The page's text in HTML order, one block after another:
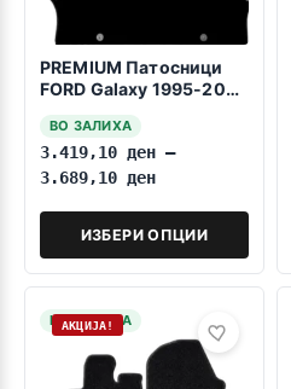
PREMIUM Патосници
FORD Galaxy 1995-2006
stiskanje
ВО ЗАЛИХА
3.419,10 ден –
3.689,10 ден
ИЗБЕРИ ОПЦИИ
НА ЗАЛИХА
АКЦИЈА!